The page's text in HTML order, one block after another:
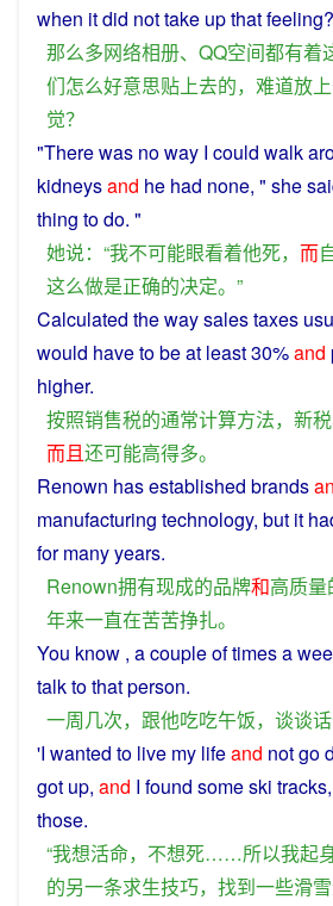
when itdid nottake up thatfeeling?
那么多网络相册、QQ空间都有着
们怎么好意思贴上去的， 难道放
觉？
"Therewas no way I could walk
kidneysand he had none, " she
thing todo. "
她说：“我不可能眼看着他死， 而
这么做是正确的决定。”
Calculated thewaysalestaxes
would havetobe at least 30%and
higher.
按照销售税的通常计算方法， 新
而且还可能高得多。
Renown hasestablished brands
manufacturing technology, but it
for manyyears.
Renown拥有现成的品牌和高质量
年来一直在苦苦挣扎。
You know , acouple of times a
talktothatperson.
一周几次， 跟他吃吃午饭， 谈谈话
'I wanted to live my lifeand notgo
got up, and I found someski tracks,
those.
“我想活命， 不想死……所以我起
的另一条求生技巧， 找到一些滑雪